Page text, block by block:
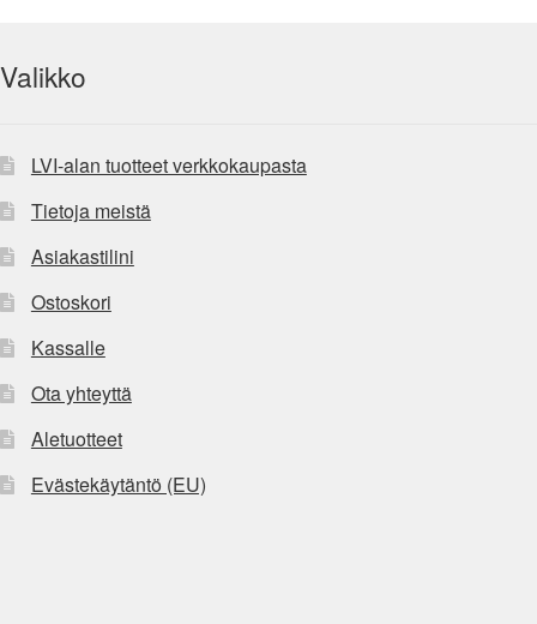
Valikko
LVI-alan tuotteet verkkokaupasta
Tietoja meistä
Asiakastilini
Ostoskori
Kassalle
Ota yhteyttä
Aletuotteet
Evästekäytäntö (EU)